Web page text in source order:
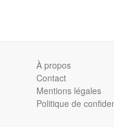
À propos
Contact
Mentions légales
Politique de